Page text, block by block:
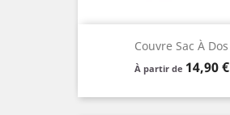
Couvre Sac À Dos
À partir de Prix
14,90 €